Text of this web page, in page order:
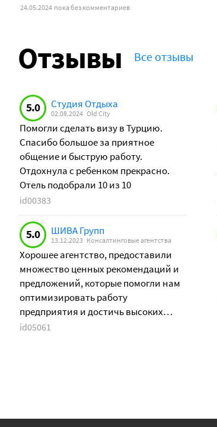
24.05.2024 пока без комментариев
Отзывы Все отзывы
5.0 Студия Отдыха
02.08.2024 Old City
Помогли сделать визу в Турцию.
Спасибо большое за приятное
общение и быструю работу.
Отдохнула с ребенком прекрасно.
Отель подобрали 10 из 10
id00383
5.0 ШИВА Групп
13.12.2023 Консалтинговые агентства
Хорошее агентство, предоставили
множество ценных рекомендаций и
предложений, которые помогли нам
оптимизировать работу
предприятия и достичь высоких
результатов.
id05061